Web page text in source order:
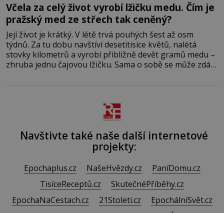
Včela za celý život vyrobí lžičku medu. Čím je
pražský med ze střech tak ceněný?
Její život je krátký. V létě trvá pouhých šest až osm
týdnů. Za tu dobu navštíví desetitisíce květů, nalétá
stovky kilometrů a vyrobí přibližně devět gramů medu –
zhruba jednu čajovou lžičku. Sama o sobě se může zdát
Navštivte také naše další internetové
projekty:
Epochaplus.cz NašeHvězdy.cz
PaníDomu.cz
TisíceReceptů.cz
SkutečnéPříběhy.cz
EpochaNaCestach.cz
21Stoleti.cz
EpochálníSvět.cz